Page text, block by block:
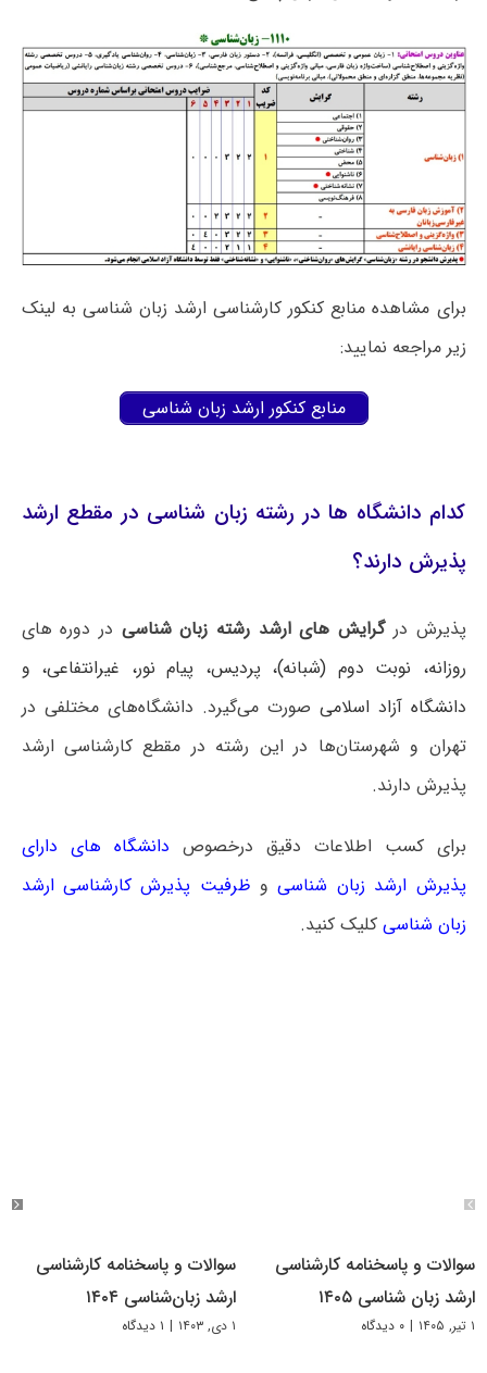
برای مشاهده منابع کنکور کارشناسی ارشد زبان شناسی به لینک
زیر مراجعه نمایید:
منابع کنکور ارشد زبان شناسی
کدام دانشگاه ها در رشته زبان شناسی در مقطع ارشد
پذیرش دارند؟
پذیرش درگرایش های ارشد رشته زبان شناسی در دوره های
روزانه، نوبت دوم (شبانه)، پردیس، پیام نور، غیرانتفاعی، و
دانشگاه آزاد اسلامی صورت می‌گیرد. دانشگاه‌های مختلفی در
تهران و شهرستان‌ها در این رشته در مقطع کارشناسی ارشد
پذیرش دارند.
برای کسب اطلاعات دقیق درخصوص دانشگاه های دارای
پذیرش ارشد زبان شناسیو ظرفیت پذیرش کارشناسی ارشد
زبان شناسی کلیک کنید.
سوالات و پاسخنامه کارشناسی
ارشد زبان شناسی ۱۴۰۵
۱ تیر, ۱۴۰۵ | ۰ دیدگاه
سوالات و پاسخنامه کارشناسی
ارشد زبان‌شناسی ۱۴۰۴
۱ دی, ۱۴۰۳ | ۱ دیدگاه